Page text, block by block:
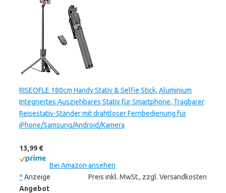
RISEOFLE 180cm Handy Stativ & Selfie Stick, Aluminium
Integriertes Ausziehbares Stativ für Smartphone, Tragbarer
Reisestativ-Ständer mit drahtloser Fernbedienung für
iPhone/Samsung/Android/Kamera
13,99 €
Bei Amazon ansehen
* Anzeige
Preis inkl. MwSt., zzgl. Versandkosten
Angebot